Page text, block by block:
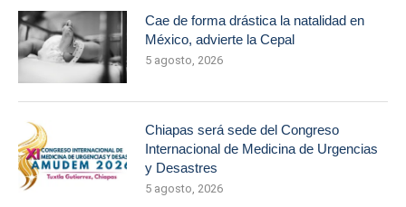
Cae de forma drástica la natalidad en
México, advierte la Cepal
5 agosto, 2026
Chiapas será sede del Congreso
Internacional de Medicina de Urgencias
y Desastres
5 agosto, 2026